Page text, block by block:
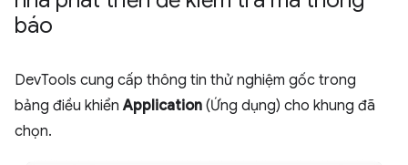
báo
DevTools cung cấp thông tin thử nghiệm gốc trong
bảng điều khiểnApplication (Ứng dụng) cho khung đã
chọn.